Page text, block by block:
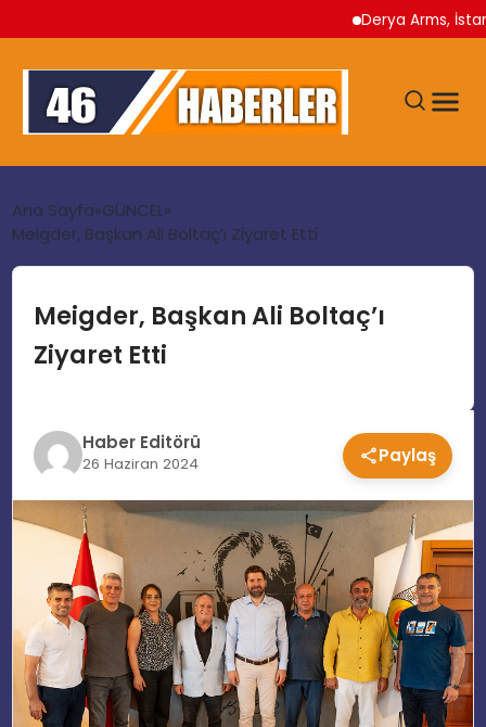
Derya Arms, İstanbul
GÜNDEM
EKONOMI
TEKNOLOJI
EĞITIM
MAGAZIN
SPOR
YAŞAM
Ana Sayfa GÜNCEL
Meigder, Başkan Ali Boltaç’ı Ziyaret Etti
Meigder, Başkan Ali Boltaç’ı
Ziyaret Etti
Haber Editörü
26 Haziran 2024 Paylaş